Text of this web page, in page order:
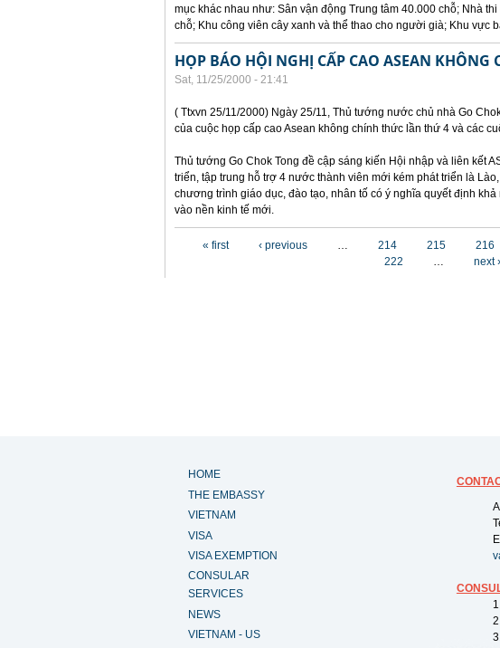
mục khác nhau như: Sân vận động Trung tâm 40.000 chỗ; Nhà
chỗ; Khu công viên cây xanh và thể thao cho người già; Khu vực
HỌP BÁO HỘI NGHỊ CẤP CAO ASEAN KHÔNG
Sat, 11/25/2000 - 21:41
( Ttxvn 25/11/2000) Ngày 25/11, Thủ tướng nước chủ nhà Go
của cuộc họp cấp cao Asean không chính thức lần thứ 4 và các
Thủ tướng Go Chok Tong đề cập sáng kiến Hội nhập và liên kết
triển, tập trung hỗ trợ 4 nước thành viên mới kém phát triển là
chương trình giáo dục, đào tạo, nhân tố có ý nghĩa quyết định
vào nền kinh tế mới.
« first ‹ previous … 214 215 216
222
… next ›
HOME
THE EMBASSY
VIETNAM
VISA
VISA EXEMPTION
CONSULAR
SERVICES
NEWS
VIETNAM - US